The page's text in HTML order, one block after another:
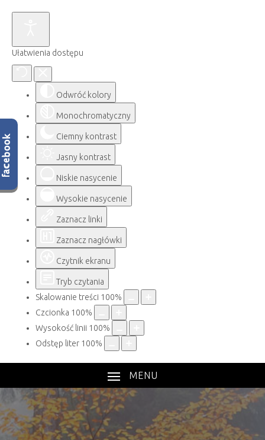
Ułatwienia dostępu
Odwróć kolory
Monochromatyczny
Ciemny kontrast
Jasny kontrast
Niskie nasycenie
Wysokie nasycenie
Zaznacz linki
Zaznacz nagłówki
Czytnik ekranu
Tryb czytania
Skalowanie treści 100%
Czcionka 100%
Wysokość linii 100%
Odstęp liter 100%
MENU